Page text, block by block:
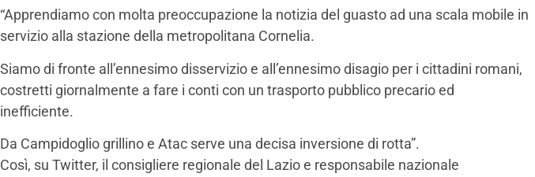
“Apprendiamo con molta preoccupazione la notizia del guasto ad una scala mobile in
servizio alla stazione della metropolitana Cornelia.
Siamo di fronte all’ennesimo disservizio e all’ennesimo disagio per i cittadini romani,
costretti giornalmente a fare i conti con un trasporto pubblico precario ed
inefficiente.
Da Campidoglio grillino e Atac serve una decisa inversione di rotta”.
Così, su Twitter, il consigliere regionale del Lazio e responsabile nazionale